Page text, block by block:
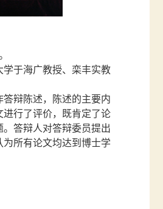
于海广教授、栾丰实教
辩陈述，陈述的主要内
行了评价，既肯定了论
答辩人对答辩委员提出
所有论文均达到博士学